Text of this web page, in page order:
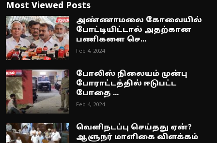
Most Viewed Posts
அண்ணாமலை கோவையில்
போட்டியிட்டால் அதற்கான
பணிகளை செ...
Feb 4, 2024
போலிஸ் நிலையம் முன்பு
போராட்டத்தில் ஈடுபட்ட
போதை ...
Feb 4, 2024
வெளிநடப்பு செய்தது ஏன்?
ஆளுநர் மாளிகை விளக்கம்